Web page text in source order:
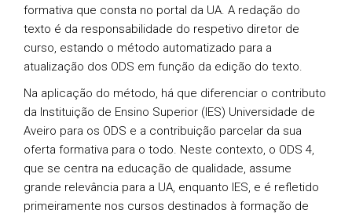
formativa que consta no portal da UA. A redação do
texto é da responsabilidade do respetivo diretor de
curso, estando o método automatizado para a
atualização dos ODS em função da edição do texto.
Na aplicação do método, há que diferenciar o contributo
da Instituição de Ensino Superior (IES) Universidade de
Aveiro para os ODS e a contribuição parcelar da sua
oferta formativa para o todo. Neste contexto, o ODS 4,
que se centra na educação de qualidade, assume
grande relevância para a UA, enquanto IES, e é refletido
primeiramente nos cursos destinados à formação de